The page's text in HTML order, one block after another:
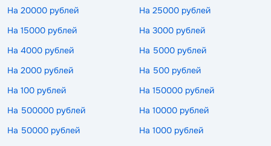
На 20000 рублей
На 25000 рублей
На 15000 рублей
На 3000 рублей
На 4000 рублей
На 5000 рублей
На 2000 рублей
На 500 рублей
На 100 рублей
На 150000 рублей
На 500000 рублей
На 10000 рублей
На 50000 рублей
На 1000 рублей